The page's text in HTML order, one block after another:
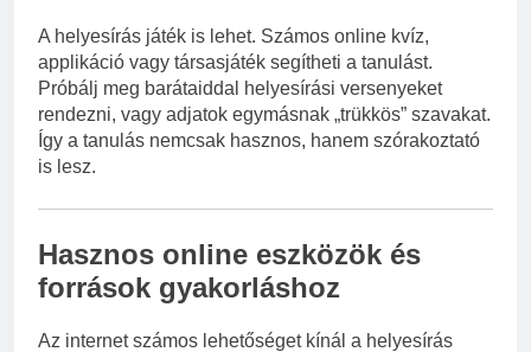
A helyesírás játék is lehet. Számos online kvíz,
applikáció vagy társasjáték segítheti a tanulást.
Próbálj meg barátaiddal helyesírási versenyeket
rendezni, vagy adjatok egymásnak „trükkös” szavakat.
Így a tanulás nemcsak hasznos, hanem szórakoztató
is lesz.
Hasznos online eszközök és
források gyakorláshoz
Az internet számos lehetőséget kínál a helyesírás